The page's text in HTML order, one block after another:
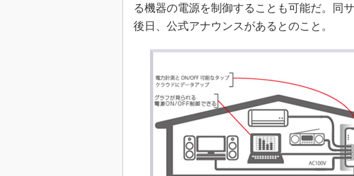
る機器の電源を制御することも可能だ。同
後日、公式アナウンスがあるとのこと。